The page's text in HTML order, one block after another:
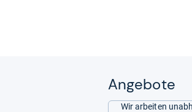
Angebote
Wir arbeiten